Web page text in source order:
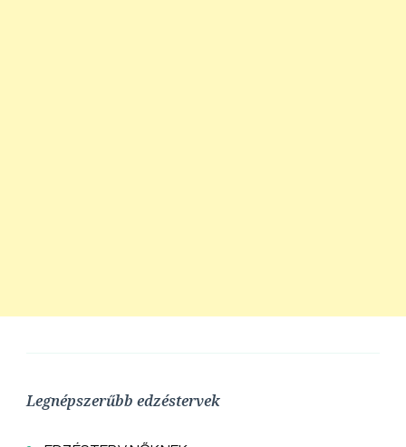
Legnépszerűbb edzéstervek